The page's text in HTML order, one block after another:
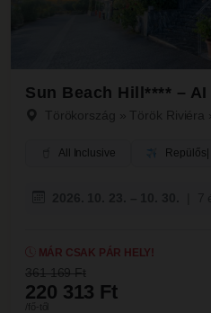
Sun Beach Hill**** – AI
Törökország » Török Riviéra
All Inclusive Repülős
MÁR CSAK PÁR HELY!
361 169 Ft
220 313 Ft
/fő-től